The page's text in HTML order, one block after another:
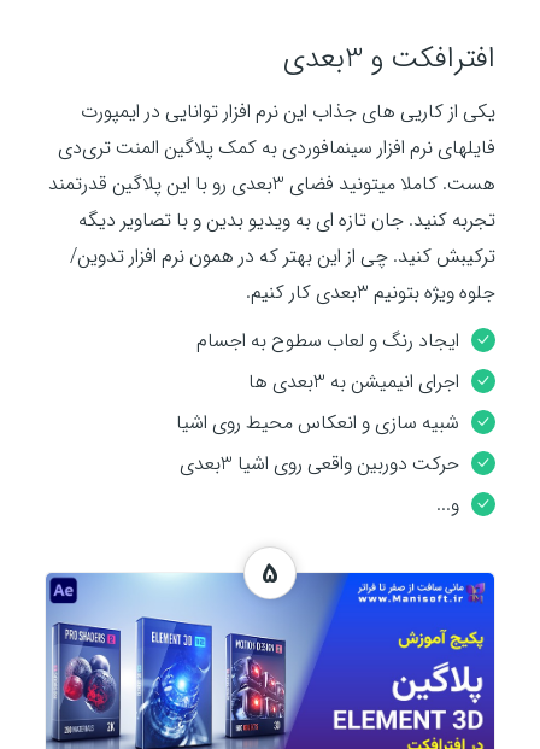
e
i
n
s
P
t
e
r
f
l
s
c
r
e
e
n
افترافکت و 3بعدی
یکی از کاریی های جذاب این نرم افزار توانایی در ایمپورت
فایلهای نرم افزار سینمافوردی به کمک پلاگین المنت تری‌دی
هست. کاملا میتونید فضای 3بعدی رو با این پلاگین قدرتمند
تجربه کنید. جان تازه ای به ویدیو بدین و با تصاویر دیگه
ترکیبش کنید. چی از این بهتر که در همون نرم افزار تدوین/
جلوه ویژه بتونیم 3بعدی کار کنیم.
ایجاد رنگ و لعاب سطوح به اجسام
اجرای انیمیشن به 3بعدی ها
شبیه سازی و انعکاس محیط روی اشیا
حرکت دوربین واقعی روی اشیا 3بعدی
و...
5